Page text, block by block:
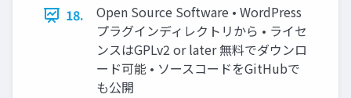
18.
Open Source Software • WordPress
プラグインディレクトリから • ライセ
ンスはGPLv2 or later 無料でダウンロ
ード可能 • ソースコードをGitHubで
も公開